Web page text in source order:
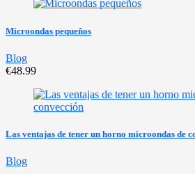
Microondas pequeños
Blog
€48.99
Las ventajas de tener un horno microondas de
Blog